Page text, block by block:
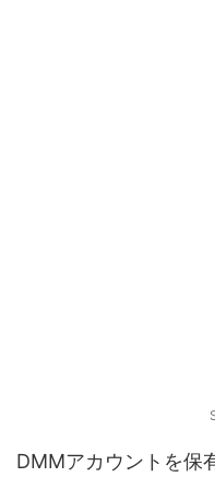
DMMアカウントを保